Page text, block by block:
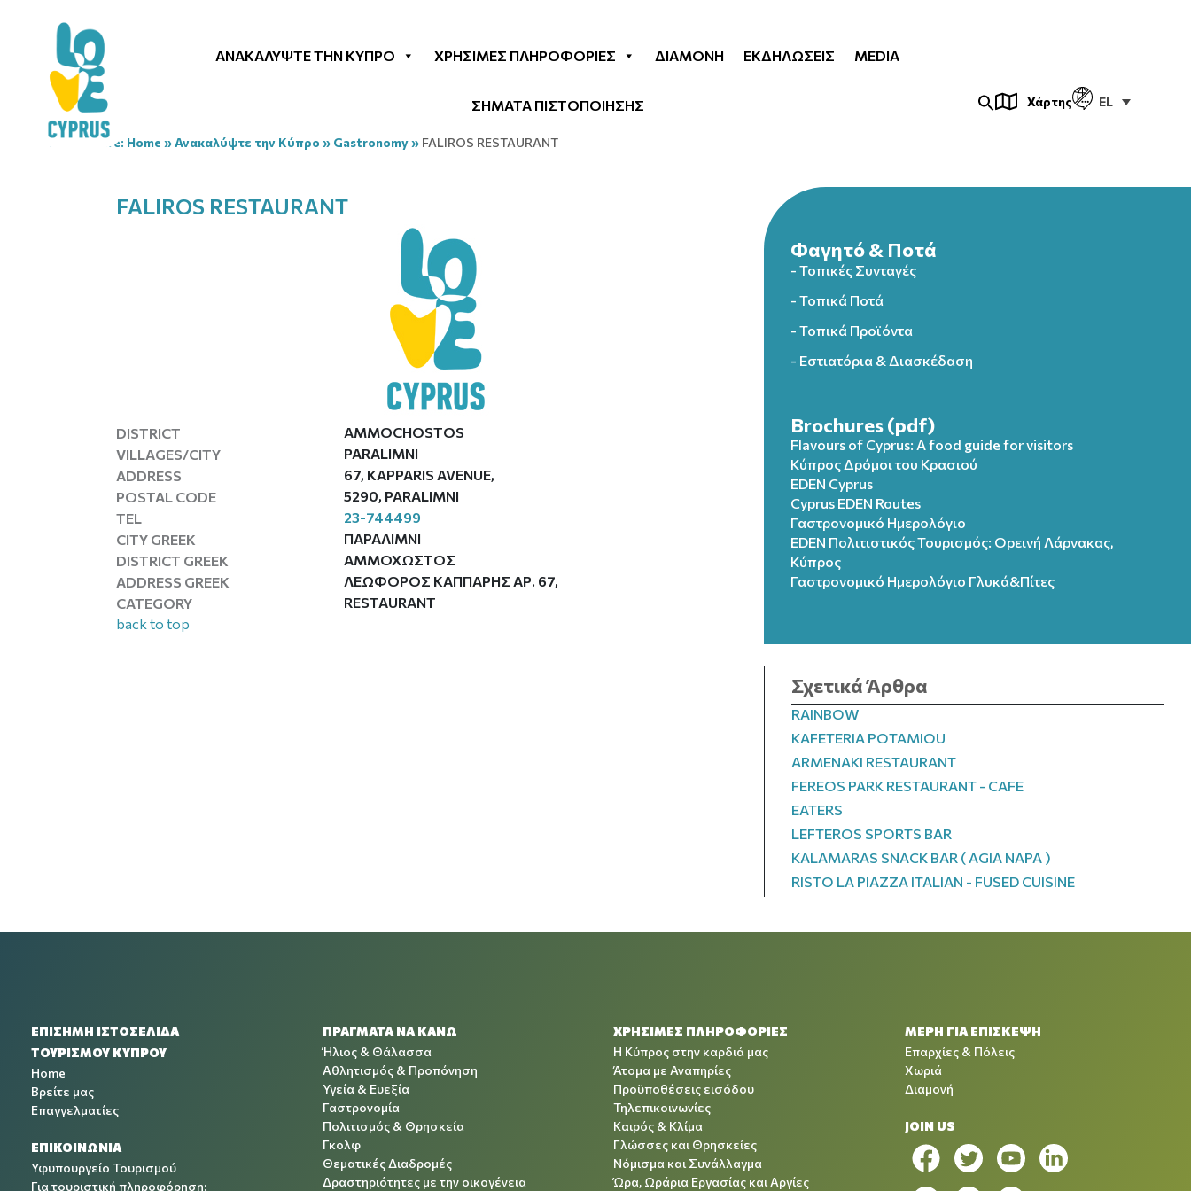
ΑΝΑΚΑΛΎΨΤΕ ΤΗΝ ΚΎΠΡΟ ΧΡΉΣΙΜΕΣ ΠΛΗΡΟΦΟΡΊΕΣ ΔΙΑΜΟΝΉ ΕΚΔΗΛΏΣΕΙΣ MEDIA
ΣΗΜΑΤΑ ΠΙΣΤΟΠΟΙΗΣΗΣ Χάρτης EL
You are here: Home »Ανακαλύψτε την Κύπρο » Gastronomy» FALIROS RESTAURANT
FALIROS RESTAURANT
DISTRICT
AMMOCHOSTOS
VILLAGES/CITY
PARALIMNI
ADDRESS
67, KAPPARIS AVENUE,
POSTAL CODE
5290, PARALIMNI
TEL
23-744499
CITY GREEK
ΠΑΡΑΛΙΜΝΙ
DISTRICT GREEK
ΑΜΜΟΧΩΣΤΟΣ
ADDRESS GREEK
ΛΕΩΦΟΡΟΣ ΚΑΠΠΑΡΗΣ ΑΡ. 67,
CATEGORY
RESTAURANT
back to top
Φαγητό & Ποτά
- Τοπικές Συνταγές
- Τοπικά Ποτά
- Τοπικά Προϊόντα
- Εστιατόρια & Διασκέδαση
Brochures (pdf)
Flavours of Cyprus: A food guide for visitors
Κύπρος Δρόμοι του Κρασιού
EDEN Cyprus
Cyprus EDEN Routes
Γαστρονομικό Ημερολόγιο
EDEN Πολιτιστικός Τουρισμός: Ορεινή Λάρνακας,
Κύπρος
Γαστρονομικό Ημερολόγιo Γλυκά&Πίτες
Σχετικά Άρθρα
RAINBOW
KAFETERIA POTAMIOU
ARMENAKI RESTAURANT
FEREOS PARK RESTAURANT - CAFE
EATERS
LEFTEROS SPORTS BAR
KALAMARAS SNACK BAR ( AGIA NAPA )
RISTO LA PIAZZA ITALIAN - FUSED CUISINE
ΕΠΙΣΗΜΗ ΙΣΤΟΣΕΛΙΔΑ
ΤΟΥΡΙΣΜΟΥ ΚΥΠΡΟΥ
Home
Βρείτε μας
Επαγγελματίες
ΕΠΙΚΟΙΝΩΝΙΑ
Υφυπουργείο Τουρισμού
Για τουριστική πληροφόρηση:
ΠΡΑΓΜΑΤΑ ΝΑ ΚΑΝΩ
Ήλιος & Θάλασσα
Αθλητισμός & Προπόνηση
Υγεία & Ευεξία
Γαστρονομία
Πολιτισμός & Θρησκεία
Γκολφ
Θεματικές Διαδρομές
Δραστηριότητες με την οικογένεια
ΧΡΉΣΙΜΕΣ ΠΛΗΡΟΦΟΡΊΕΣ
Η Κύπρος στην καρδιά μας
Άτομα με Αναπηρίες
Προϋποθέσεις εισόδου
Τηλεπικοινωνίες
Καιρός & Κλίμα
Γλώσσες και Θρησκείες
Νόμισμα και Συνάλλαγμα
Ώρα, Ωράρια Εργασίας και Αργίες
ΜΕΡΗ ΓΙΑ ΕΠΙΣΚΕΨΗ
Επαρχίες & Πόλεις
Χωριά
Διαμονή
JOIN US